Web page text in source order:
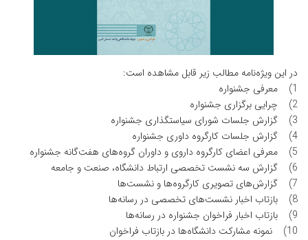
در این ویژه‌نامه مطالب زیر قابل مشاهده است:
1) معرفی جشنواره
2) چرایی برگزاری جشنواره
3) گزارش جلسات شورای سیاستگذاری جشنواره
4) گزارش جلسات کارگروه داوری جشنواره
5) معرفی اعضای کارگروه داروی و داوران گروه‌های هفت‌گانه جشنواره
6) گزارش سه نشست تخصصی ارتباط دانشگاه، صنعت و جامعه
7) گزارش‌های تصویری کارگروه‌ها و نشست‌ها
8) بازتاب اخبار نشست‌های تخصصی در رسانه‌ها
9) بازتاب اخبار فراخوان جشنواره در رسانه‌ها
10) نمونه مشارکت دانشگاه‌ها در بازتاب فراخوان